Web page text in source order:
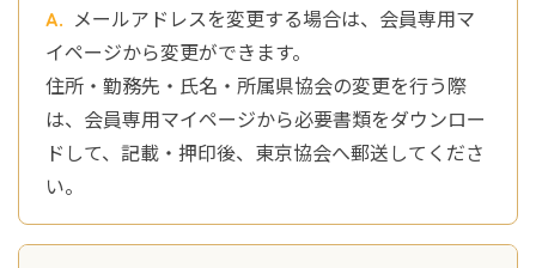
メールアドレスを変更する場合は、会員専用マ
イページから変更ができます。
住所・勤務先・氏名・所属県協会の変更を行う際
は、会員専用マイページから必要書類をダウンロー
ドして、記載・押印後、東京協会へ郵送してくださ
い。